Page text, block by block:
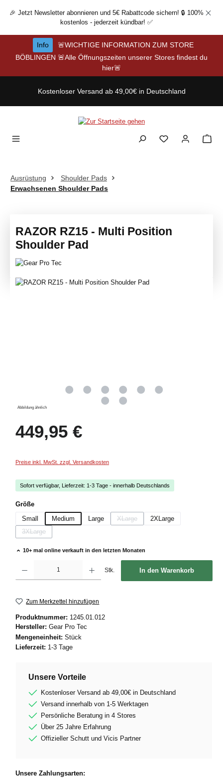
Zum Hauptinhalt springen
🎉 Jetzt Newsletter abonnieren und 5€ Rabattcode sichern! 🔒 100%
kostenlos - jederzeit kündbar! ✅
Info
🚨WICHTIGE INFORMATION ZUM STORE
BÖBLINGEN 🚨Alle Öffnungszeiten unserer Stores findest du
hier🚨
Kostenloser Versand ab 49,00€ in Deutschland
Ausrüstung
Shoulder Pads
Erwachsenen Shoulder Pads
RAZOR RZ15 - Multi Position
Shoulder Pad
Bildergalerie überspringen
Abbildung ähnlich
449,95 €
Preise inkl. MwSt. zzgl. Versandkosten
Sofort verfügbar, Lieferzeit: 1-3 Tage - innerhalb Deutschlands
Größeauswählen
Small
Medium Large XLarge
(Diese Option ist zurzeit nicht
2XLarge
3XLarge
(Diese Option ist zurzeit nicht verfügbar.)
10+ mal online verkauft in den letzten Monaten
Stk. In den Warenkorb
Zum Merkzettel hinzufügen
Produktnummer: 1245.01.012
Hersteller: Gear Pro Tec
Mengeneinheit: Stück
Lieferzeit: 1-3 Tage
Unsere Vorteile
Kostenloser Versand ab 49,00€ in Deutschland
Versand innerhalb von 1-5 Werktagen
Persönliche Beratung in 4 Stores
Über 25 Jahre Erfahrung
Offizieller Schutt und Vicis Partner
Unsere Zahlungsarten: